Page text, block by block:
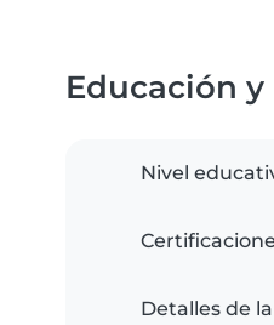
Educación
Nivel
Detalles de